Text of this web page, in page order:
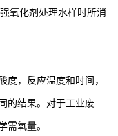
氧化剂处理水样时所消
度，反应温度和时间，
的结果。对于工业废
需氧量。